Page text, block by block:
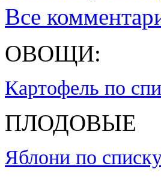
Все
ОВОЩИ:
Картофель по
ПЛОДОВЫЕ
Яблони по